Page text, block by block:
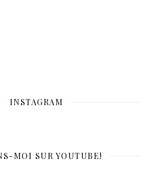
INSTAGRAM
MOI SUR YOUTUBE!